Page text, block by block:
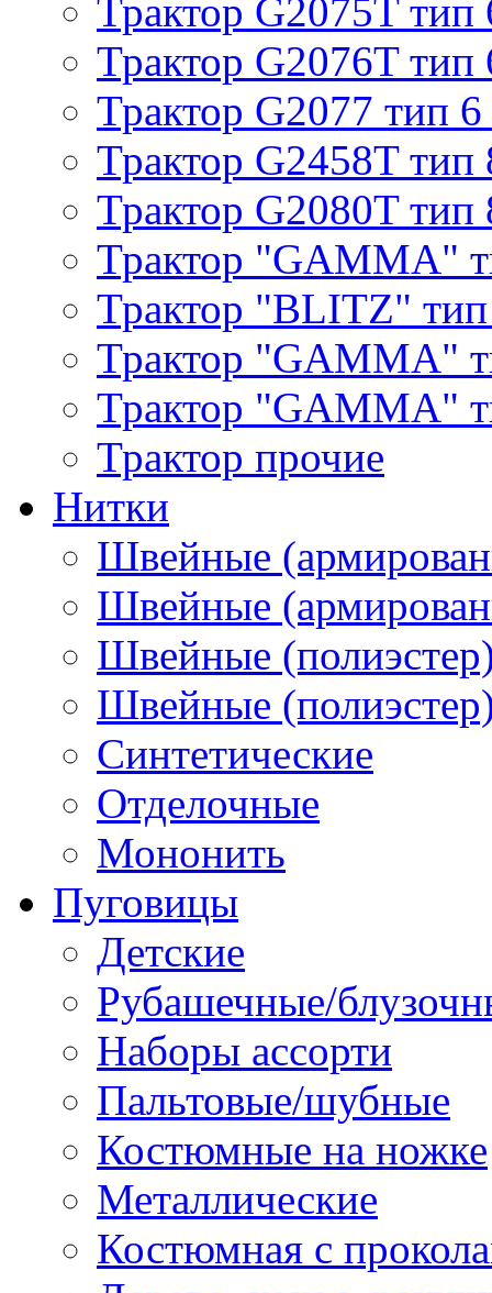
Трактор G2075T тип
Трактор G2076T тип
Трактор G2077 тип 6
Трактор G2458T тип
Трактор G2080T тип
Трактор "GAMMA"
Трактор "BLITZ"
Трактор "GAMMA"
Трактор "GAMMA"
Трактор прочие
Нитки
Швейные
Швейные
Швейные
Швейные
Синтетические
Отделочные
Мононить
Пуговицы
Детские
Рубашечные/
Наборы ассорти
Пальтовые/шубные
Костюмные на ножке
Металлические
Костюмная с